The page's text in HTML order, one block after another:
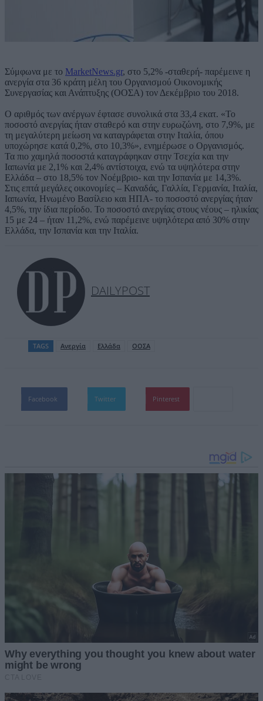
Σύμφωνα με το MarketNews.gr, στο 5,2% -σταθερή- παρέμεινε η
ανεργία στα 36 κράτη μέλη του Οργανισμού Οικονομικής
Συνεργασίας και Ανάπτυξης (ΟΟΣΑ) τον Δεκέμβριο του 2018.
Ο αριθμός των ανέργων έφτασε συνολικά στα 33,4 εκατ. «Το
ποσοστό ανεργίας ήταν σταθερό και στην ευρωζώνη, στο 7,9%, με
τη μεγαλύτερη μείωση να καταγράφεται στην Ιταλία, όπου
υποχώρησε κατά 0,2%, στο 10,3%», ενημέρωσε ο Οργανισμός.
Τα πιο χαμηλά ποσοστά καταγράφηκαν στην Τσεχία και την
Ιαπωνία με 2,1% και 2,4% αντίστοιχα, ενώ τα υψηλότερα στην
Ελλάδα – στο 18,5% τον Νοέμβριο- και την Ισπανία με 14,3%.
Στις επτά μεγάλες οικονομίες – Καναδάς, Γαλλία, Γερμανία, Ιταλία,
Ιαπωνία, Ηνωμένο Βασίλειο και ΗΠΑ- το ποσοστό ανεργίας ήταν
4,5%, την ίδια περίοδο. Το ποσοστό ανεργίας στους νέους – ηλικίας
15 με 24 – ήταν 11,2%, ενώ παρέμεινε υψηλότερα από 30% στην
Ελλάδα, την Ισπανία και την Ιταλία.
DAILYPOST
TAGS Ανεργία Ελλάδα ΟΟΣΑ
Facebook Twitter Pinterest